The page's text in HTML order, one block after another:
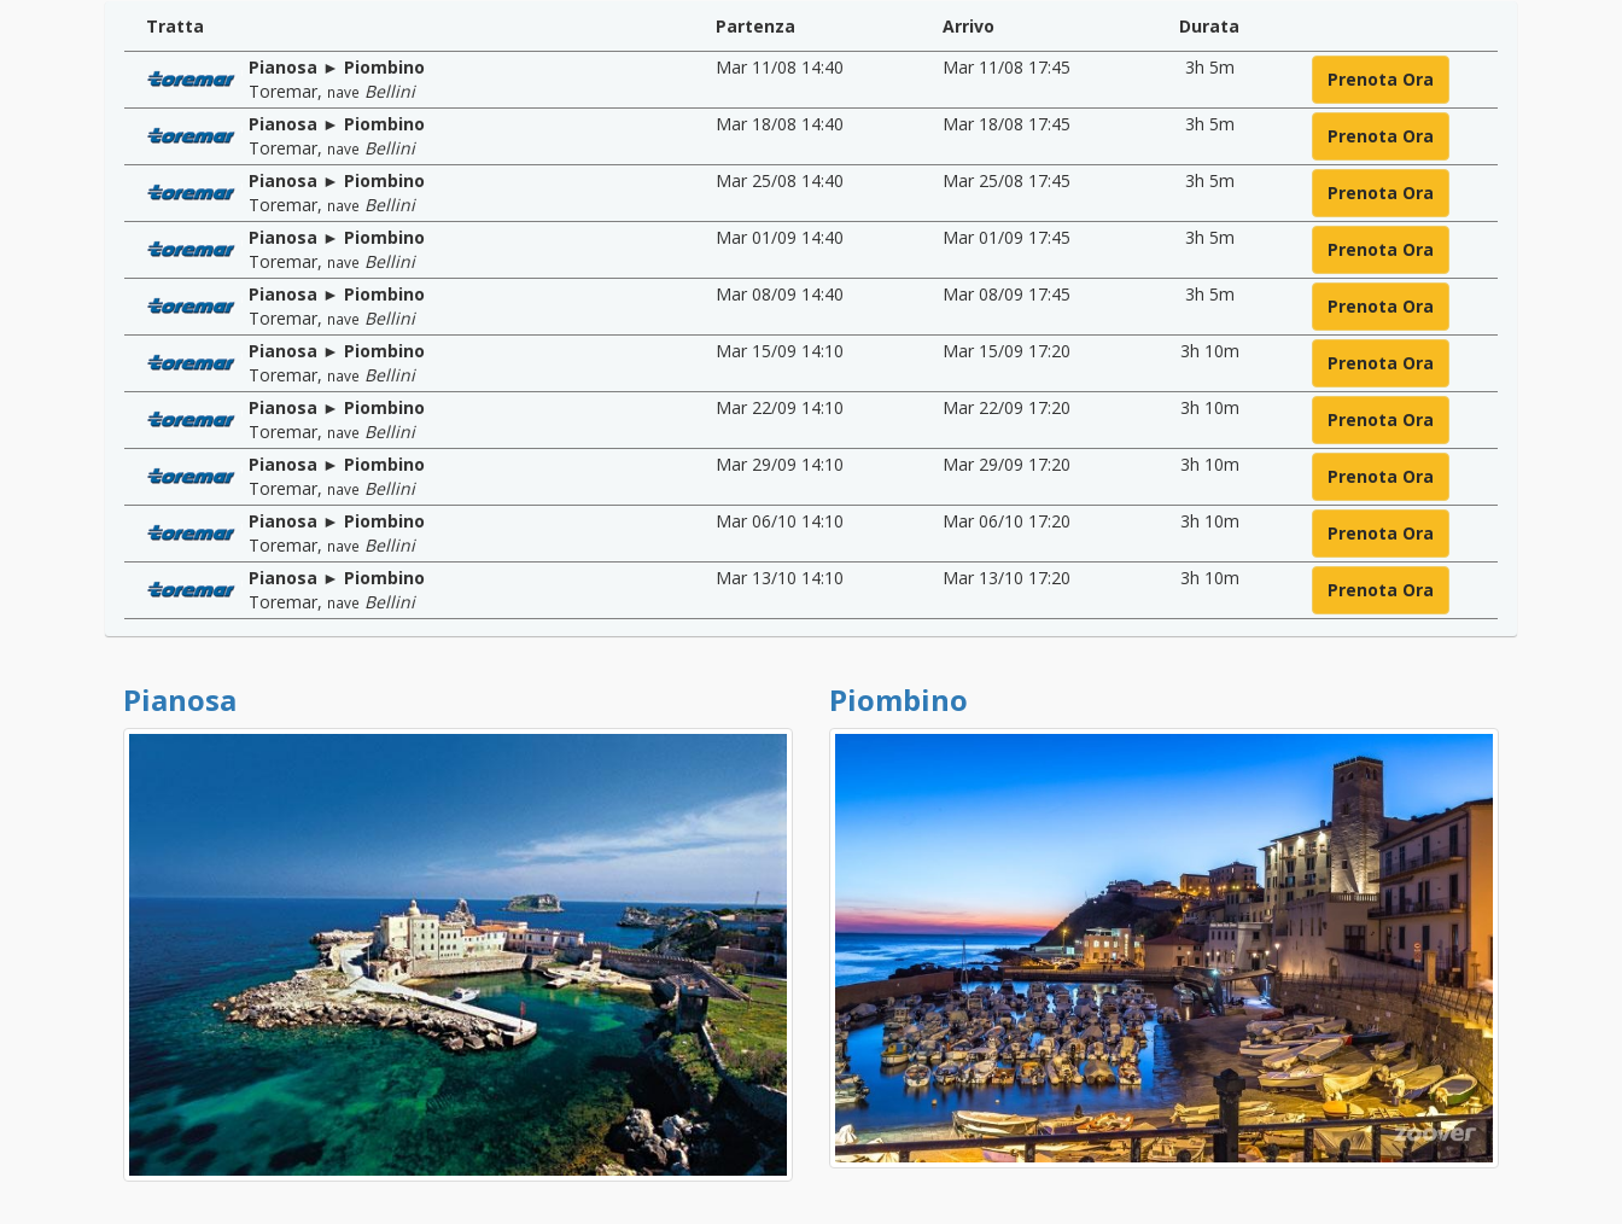
Tratta Partenza Arrivo
Durata
Pianosa ► Piombino
Toremar, nave Bellini
Mar 11/08 14:40 Mar 11/08 17:45 3h 5m
Prenota Ora
Pianosa ► Piombino
Toremar, nave Bellini
Mar 18/08 14:40 Mar 18/08 17:45 3h 5m
Prenota Ora
Pianosa ► Piombino
Toremar, nave Bellini
Mar 25/08 14:40 Mar 25/08 17:45 3h 5m
Prenota Ora
Pianosa ► Piombino
Toremar, nave Bellini
Mar 01/09 14:40 Mar 01/09 17:45 3h 5m
Prenota Ora
Pianosa ► Piombino
Toremar, nave Bellini
Mar 08/09 14:40 Mar 08/09 17:45 3h 5m
Prenota Ora
Pianosa ► Piombino
Toremar, nave Bellini
Mar 15/09 14:10 Mar 15/09 17:20 3h 10m
Prenota Ora
Pianosa ► Piombino
Toremar, nave Bellini
Mar 22/09 14:10 Mar 22/09 17:20 3h 10m
Prenota Ora
Pianosa ► Piombino
Toremar, nave Bellini
Mar 29/09 14:10 Mar 29/09 17:20 3h 10m
Prenota Ora
Pianosa ► Piombino
Toremar, nave Bellini
Mar 06/10 14:10 Mar 06/10 17:20 3h 10m
Prenota Ora
Pianosa ► Piombino
Toremar, nave Bellini
Mar 13/10 14:10 Mar 13/10 17:20 3h 10m
Prenota Ora
Pianosa Piombino